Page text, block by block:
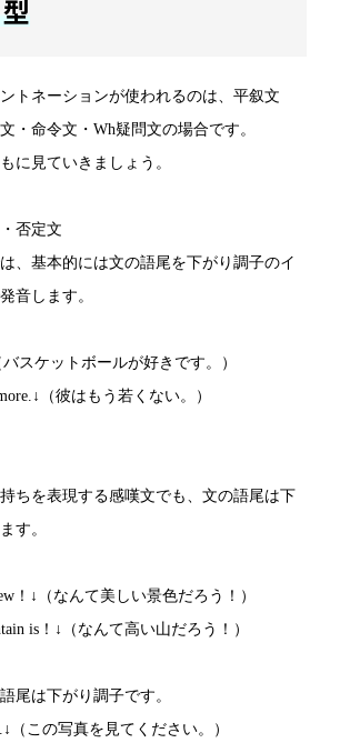
ントネーションが使われるのは、平叙文
・命令文・Wh疑問文の場合です。
に見ていきましょう。
否定文
、基本的には文の語尾を下がり調子のイ
音します。
スケットボールが好きです。）
（彼はもう若くない。）
ちを表現する感嘆文でも、文の語尾は下
す。
！↓（なんて美しい景色だろう！）
is！↓（なんて高い山だろう！）
尾は下がり調子です。
（この写真を見てください。）